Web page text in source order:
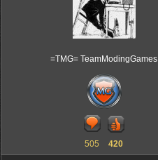
=TMG= TeamModingGames
505 420